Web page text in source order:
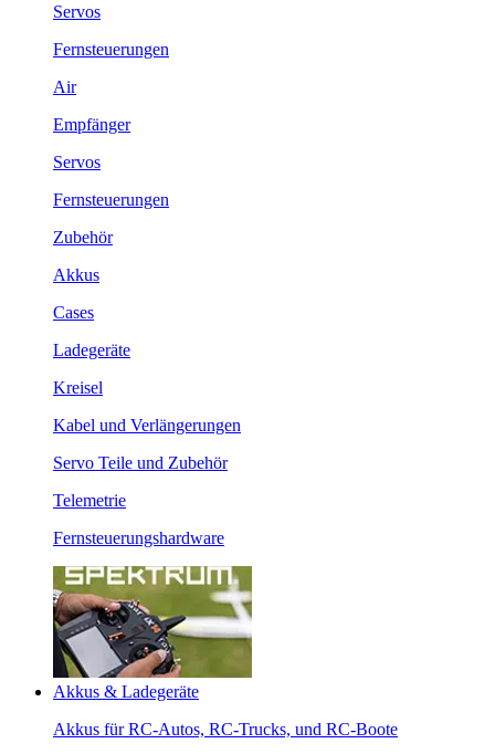
Servos
Fernsteuerungen
Air
Empfänger
Servos
Fernsteuerungen
Zubehör
Akkus
Cases
Ladegeräte
Kreisel
Kabel und Verlängerungen
Servo Teile und Zubehör
Telemetrie
Fernsteuerungshardware
Akkus & Ladegeräte
Akkus für RC-Autos, RC-Trucks, und RC-Boote